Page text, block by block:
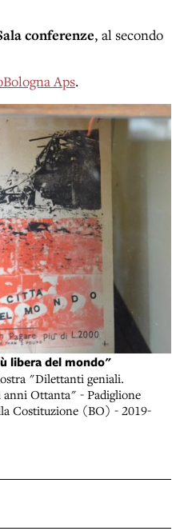
conferenze, al secondo
Aps.
libera del mondo"
"Dilettanti geniali.
anni Ottanta" - Padiglione
Costituzione (BO) - 2019-